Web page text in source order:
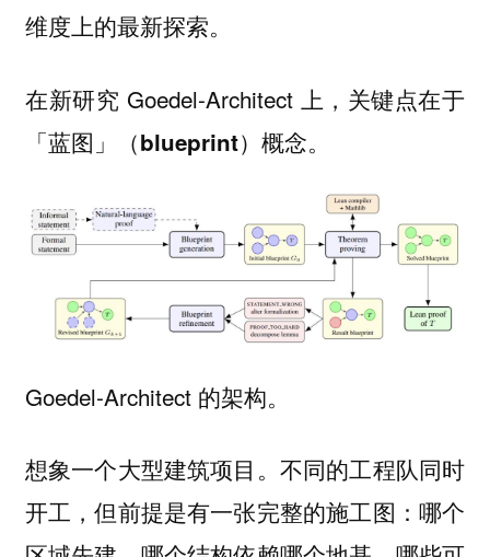
维度上的最新探索。
在新研究 Goedel-Architect 上，关键点在于
「蓝图」（blueprint） 概念。
Goedel-Architect 的架构。
想象一个大型建筑项目。不同的工程队同时
开工，但前提是有一张完整的施工图：哪个